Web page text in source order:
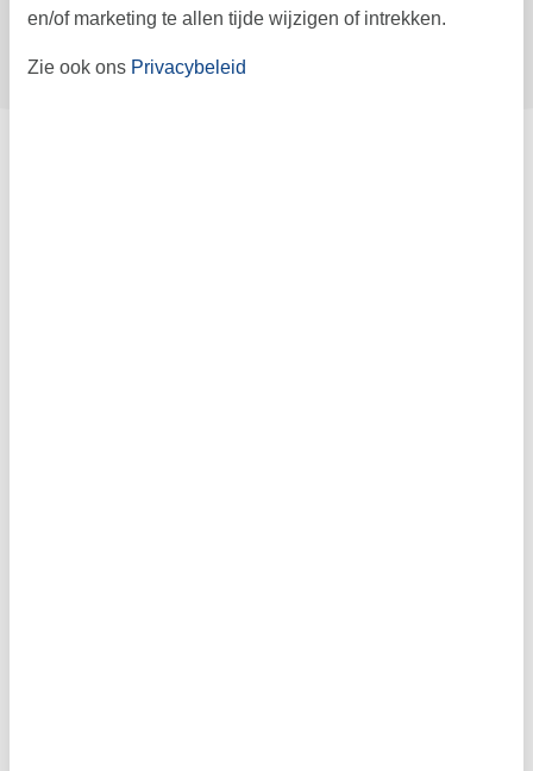
Contract- en huurvoorwaarden
en/of marketing te allen tijde wijzigen of intrekken.
Zie ook ons Privacybeleid